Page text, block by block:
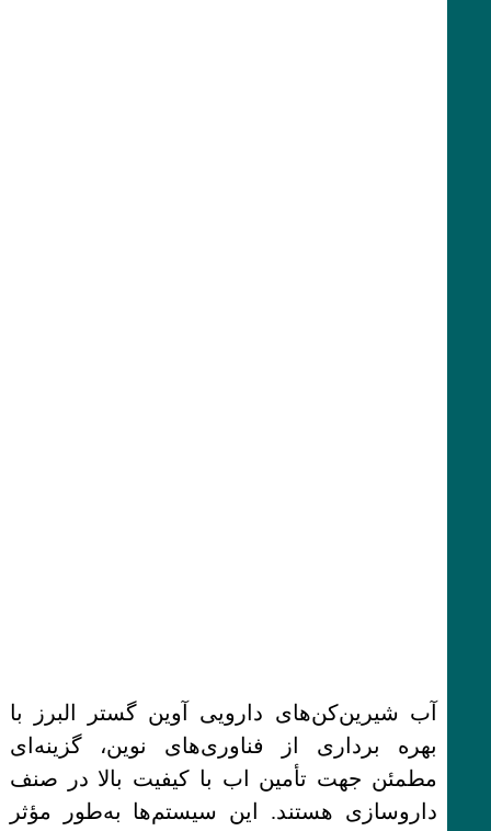
آب شیرین‌کن‌های دارویی آوین گستر البرز با
بهره برداری از فناوری‌های نوین، گزینه‌ای
مطمئن جهت تأمین اب با کیفیت بالا در صنف
داروسازی هستند. این سیستم‌ها به‌طور مؤثر